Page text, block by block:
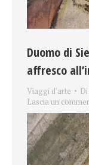
Duomo di
affresco
Viaggi d'arte Di
Lascia un